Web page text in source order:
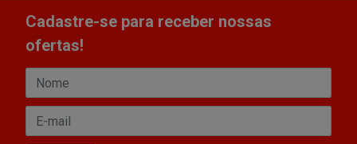
Cadastre-se para receber nossas
ofertas!